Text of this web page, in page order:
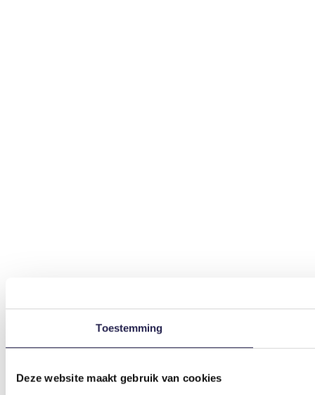
Toestemming
Deze website maakt gebruik van cookies